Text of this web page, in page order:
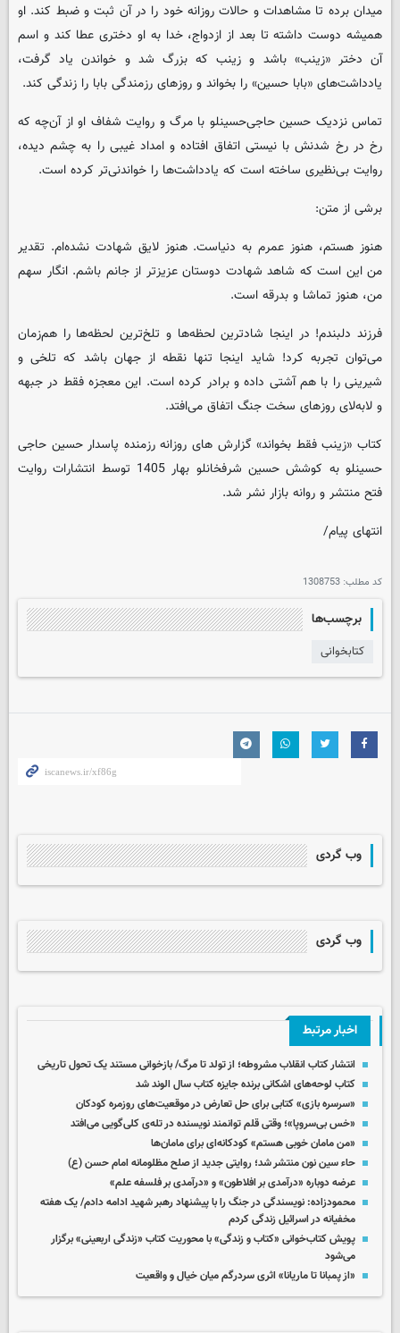
میدان برده تا مشاهدات و حالات روزانه خود را در آن ثبت و ضبط کند. او
همیشه دوست داشته تا بعد از ازدواج، خدا به او دختری عطا کند و اسم
آن دختر «زینب» باشد و زینب که بزرگ شد و خواندن یاد گرفت،
یادداشت‌های «بابا حسین» را بخواند و روزهای رزمندگی بابا را زندگی کند.
تماس نزدیک حسین حاجی‌حسینلو با مرگ و روایت شفاف او از آن‌چه که
رخ در رخ شدنش با نیستی اتفاق افتاده و امداد غیبی را به چشم دیده،
روایت بی‌نظیری ساخته است که یادداشت‌ها را خواندنی‌تر کرده است.
برشی از متن:
هنوز هستم، هنوز عمرم به دنیاست. هنوز لایق شهادت نشده‌ام. تقدیر
من این است که شاهد شهادت دوستان عزیزتر از جانم باشم. انگار سهم
من، هنوز تماشا و بدرقه است.
فرزند دلبندم! در اینجا شادترین لحظه‌ها و تلخ‌ترین لحظه‌ها را هم‌زمان
می‌توان تجربه کرد! شاید اینجا تنها نقطه از جهان باشد که تلخی و
شیرینی را با هم آشتی داده و برادر کرده است. این معجزه فقط در جبهه
و لابه‌لای روزهای سخت جنگ اتفاق می‌افتد.
کتاب «زینب فقط بخواند» گزارش های روزانه رزمنده پاسدار حسین حاجی
حسینلو به کوشش حسین شرفخانلو بهار 1405 توسط انتشارات روایت
فتح منتشر و روانه بازار نشر شد.
انتهای پیام/
کد مطلب: 1308753
برچسب‌ها
کتابخوانی
وب گردی
وب گردی
اخبار مرتبط
انتشار کتاب انقلاب مشروطه؛ از تولد تا مرگ/ بازخوانی مستند یک تحول تاریخی
کتاب لوحه‌های اشکانی برنده جایزه کتاب سال الوند شد
«سرسره بازی» کتابی برای حل تعارض در موقعیت‌های روزمره کودکان
«خس بی‌سروپا»؛ وقتی قلم توانمند نویسنده در تله‌ی کلی‌گویی می‌افتد
«من مامان خوبی هستم» کودکانه‌ای برای مامان‌ها
حاء سین نون منتشر شد؛ روایتی جدید از صلح مظلومانه امام حسن (ع)
عرضه دوباره «درآمدی بر افلاطون» و «درآمدی بر فلسفه علم»
محمودزاده: نویسندگی در جنگ را با پیشنهاد رهبر شهید ادامه دادم/ یک هفته
مخفیانه در اسرائیل زندگی کردم
پویش کتاب‌خوانی «کتاب و زندگی» با محوریت کتاب «زندگی اربعینی» برگزار
می‌شود
«از پمبانا تا ماریانا» اثری سردرگم میان خیال و واقعیت